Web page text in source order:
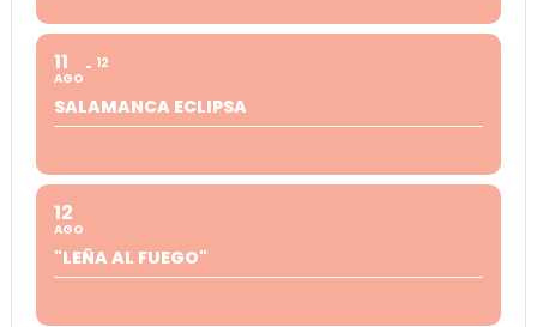
11
AGO
12
SALAMANCA ECLIPSA
12
AGO
"LEÑA AL FUEGO"